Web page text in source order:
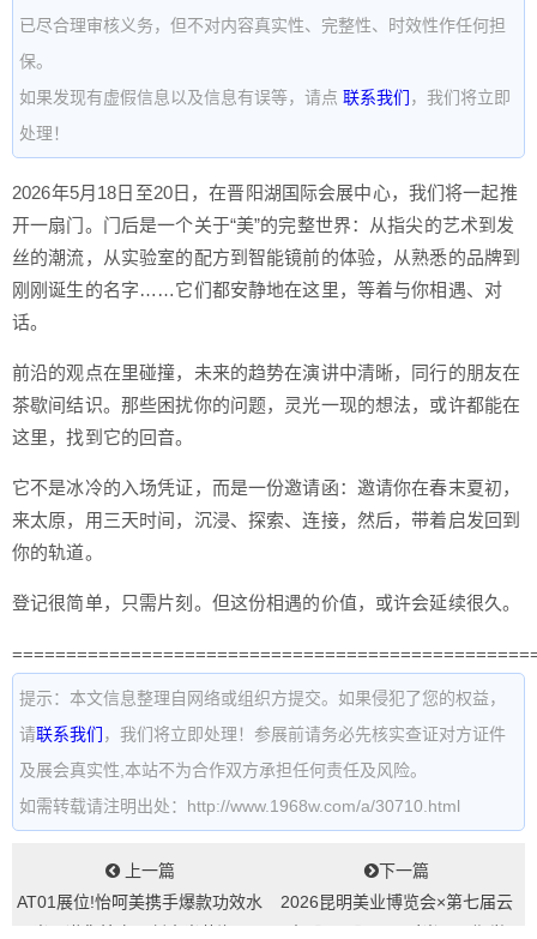
已尽合理审核义务，但不对内容真实性、完整性、时效性作任何担
保。
如果发现有虚假信息以及信息有误等，请点 联系我们 ，我们将立即
处理！
2026年5月18日至20日，在晋阳湖国际会展中心，我们将一起推
开一扇门。门后是一个关于“美”的完整世界：从指尖的艺术到发
丝的潮流，从实验室的配方到智能镜前的体验，从熟悉的品牌到
刚刚诞生的名字……它们都安静地在这里，等着与你相遇、对
话。
前沿的观点在里碰撞，未来的趋势在演讲中清晰，同行的朋友在
茶歇间结识。那些困扰你的问题，灵光一现的想法，或许都能在
这里，找到它的回音。
它不是冰冷的入场凭证，而是一份邀请函：邀请你在春末夏初，
来太原，用三天时间，沉浸、探索、连接，然后，带着启发回到
你的轨道。
登记很简单，只需片刻。但这份相遇的价值，或许会延续很久。
提示：本文信息整理自网络或组织方提交。如果侵犯了您的权益，
请联系我们 ，我们将立即处理！参展前请务必先核实查证对方证件
及展会真实性,本站不为合作双方承担任何责任及风险。
如需转载请注明出处：http://www.1968w.com/a/30710.html
上一篇
AT01展位!怡呵美携手爆款功效水
下一篇
2026昆明美业博览会×第七届云